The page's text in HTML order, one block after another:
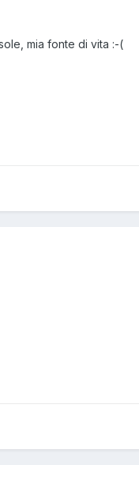
mia fonte di vita :-(